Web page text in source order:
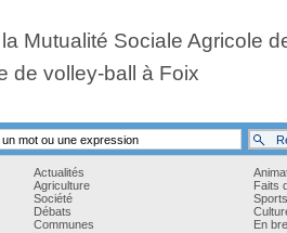
Mutualité Sociale Agricole
de volley-ball à Foix
Actualités
Agriculture
Société
Débats
Communes
Faits
Sports
En